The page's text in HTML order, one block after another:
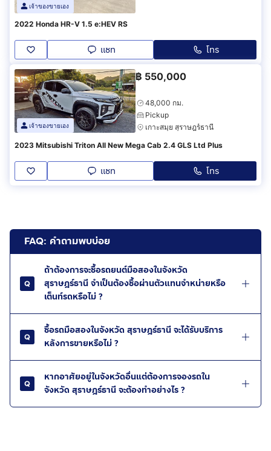
เจ้าของขายเอง
2022 Honda HR-V 1.5 e:HEV RS
แชท โทร
เจ้าของขายเอง
฿ 550,000
48,000 กม.
Pickup
เกาะสมุย สุราษฎร์ธานี
2023 Mitsubishi Triton All New Mega Cab 2.4 GLS Ltd Plus
แชท โทร
FAQ: คำถามพบบ่อย
ถ้าต้องการจะซื้อรถยนต์มือสองในจังหวัด
สุราษฎร์ธานี จำเป็นต้องซื้อผ่านตัวแทนจำหน่ายหรือ
เต็นท์รถหรือไม่ ?
ซื้อรถมือสองในจังหวัด สุราษฎร์ธานี จะได้รับบริการ
หลังการขายหรือไม่ ?
หากอาศัยอยู่ในจังหวัดอื่นแต่ต้องการจองรถใน
จังหวัด สุราษฎร์ธานี จะต้องทำอย่างไร ?